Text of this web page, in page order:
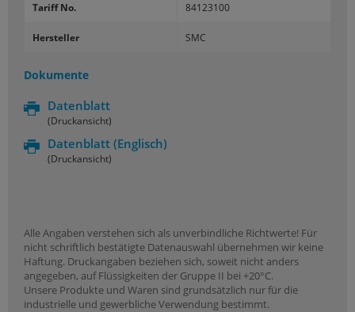
Tariff No. 84123100
Hersteller SMC
Dokumente
Datenblatt
(Druckansicht)
Datenblatt (Englisch)
(Druckansicht)
Alle Angaben verstehen sich als unverbindliche Richtwerte! Für
nicht schriftlich bestätigte Datenauswahl übernehmen wir keine
Haftung. Druckangaben beziehen sich, soweit nicht anders
angegeben, auf Flüssigkeiten der Gruppe II bei +20°C.
Unsere Produkte und Waren sind grundsätzlich nur für die
industrielle und gewerbliche Verwendung bestimmt.